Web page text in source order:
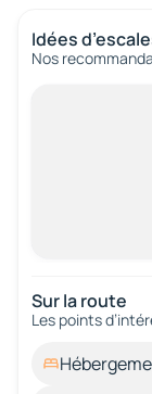
Idées
Nos
Sur la route
Les points